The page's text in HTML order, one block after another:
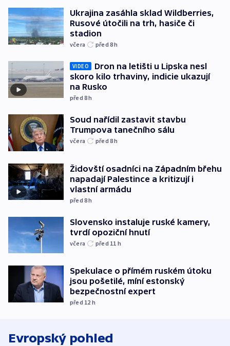
Ukrajina zasáhla sklad Wildberries,
Rusové útočili na trh, hasiče či
stadion
včera před 8h
VIDEO
Dron na letišti u Lipska nesl
skoro kilo trhaviny, indicie ukazují
na Rusko
před 8h
Soud nařídil zastavit stavbu
Trumpova tanečního sálu
včera před 8h
Židovští osadníci na Západním břehu
napadají Palestince a kritizují i
vlastní armádu
před 8h
Slovensko instaluje ruské kamery,
tvrdí opoziční hnutí
včera před 11 h
Spekulace o přímém ruském útoku
jsou pošetilé, míní estonský
bezpečnostní expert
před 12 h
Evropský pohled